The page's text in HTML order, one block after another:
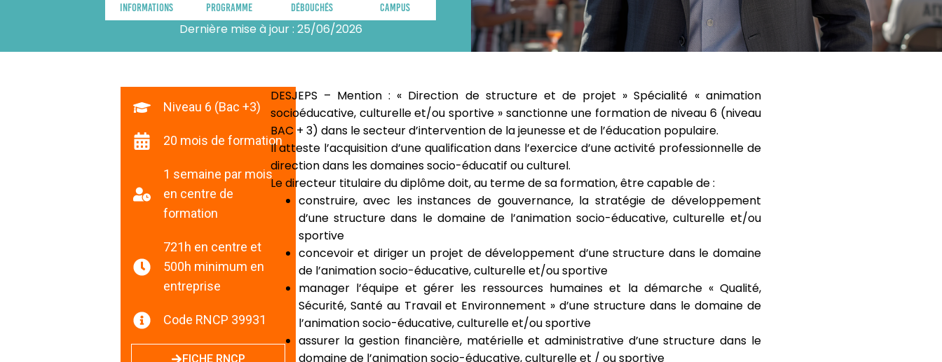
Informations Programme Débouchés Campus
Dernière mise à jour : 25/06/2026
Niveau 6 (Bac +3)
20 mois de formation
1 semaine par mois
en centre de
formation
721h en centre et
500h minimum en
entreprise
Code RNCP 39931
FICHE RNCP
DESJEPS – Mention : « Direction de structure et de projet » Spécialité « animation
socioéducative, culturelle et/ou sportive » sanctionne une formation de niveau 6 (niveau
BAC + 3) dans le secteur d’intervention de la jeunesse et de l’éducation populaire.
Il atteste l’acquisition d’une qualification dans l’exercice d’une activité professionnelle de
direction dans les domaines socio-éducatif ou culturel.
Le directeur titulaire du diplôme doit, au terme de sa formation, être capable de :
construire, avec les instances de gouvernance, la stratégie de développement
d’une structure dans le domaine de l’animation socio-éducative, culturelle et/ou
sportive
concevoir et diriger un projet de développement d’une structure dans le domaine
de l’animation socio-éducative, culturelle et/ou sportive
manager l’équipe et gérer les ressources humaines et la démarche « Qualité,
Sécurité, Santé au Travail et Environnement » d’une structure dans le domaine de
l’animation socio-éducative, culturelle et/ou sportive
assurer la gestion financière, matérielle et administrative d’une structure dans le
domaine de l’animation socio-éducative, culturelle et / ou sportive